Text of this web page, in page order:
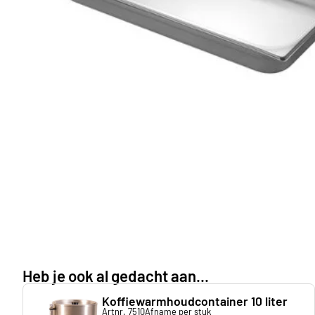
Heb je ook al gedacht aan...
Koffiewarmhoudcontainer 10 liter
Artnr. 7510Afname per stuk